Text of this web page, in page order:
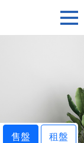
售盤 租盤